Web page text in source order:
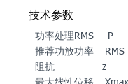
技术参数
功率处理RMS
推荐功放功率
阻抗 z